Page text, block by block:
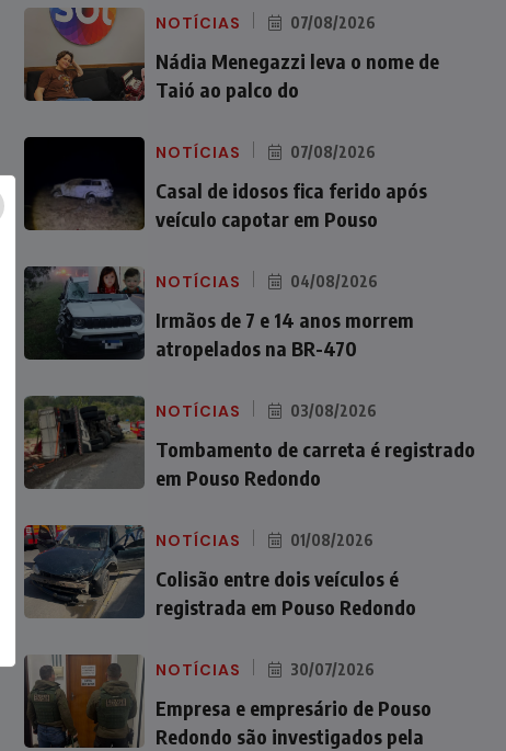
NOTÍCIAS 07/08/2026
Nádia Menegazzi leva o nome de
Taió ao palco do
NOTÍCIAS 07/08/2026
Casal de idosos fica ferido após
veículo capotar em Pouso
NOTÍCIAS 04/08/2026
Irmãos de 7 e 14 anos morrem
atropelados na BR-470
NOTÍCIAS 03/08/2026
Tombamento de carreta é registrado
em Pouso Redondo
NOTÍCIAS 01/08/2026
Colisão entre dois veículos é
registrada em Pouso Redondo
NOTÍCIAS 30/07/2026
Empresa e empresário de Pouso
Redondo são investigados pela